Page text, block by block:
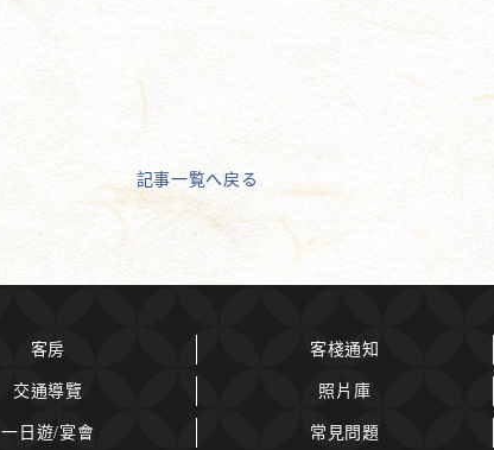
記事一覧へ戻る
客房
交通導覽
一日遊/宴會
客棧通知
照片庫
常見問題